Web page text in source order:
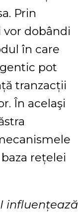
Prin
dobândi
în care
pot
tranzacții
În acelaşi
rețelei
influențează